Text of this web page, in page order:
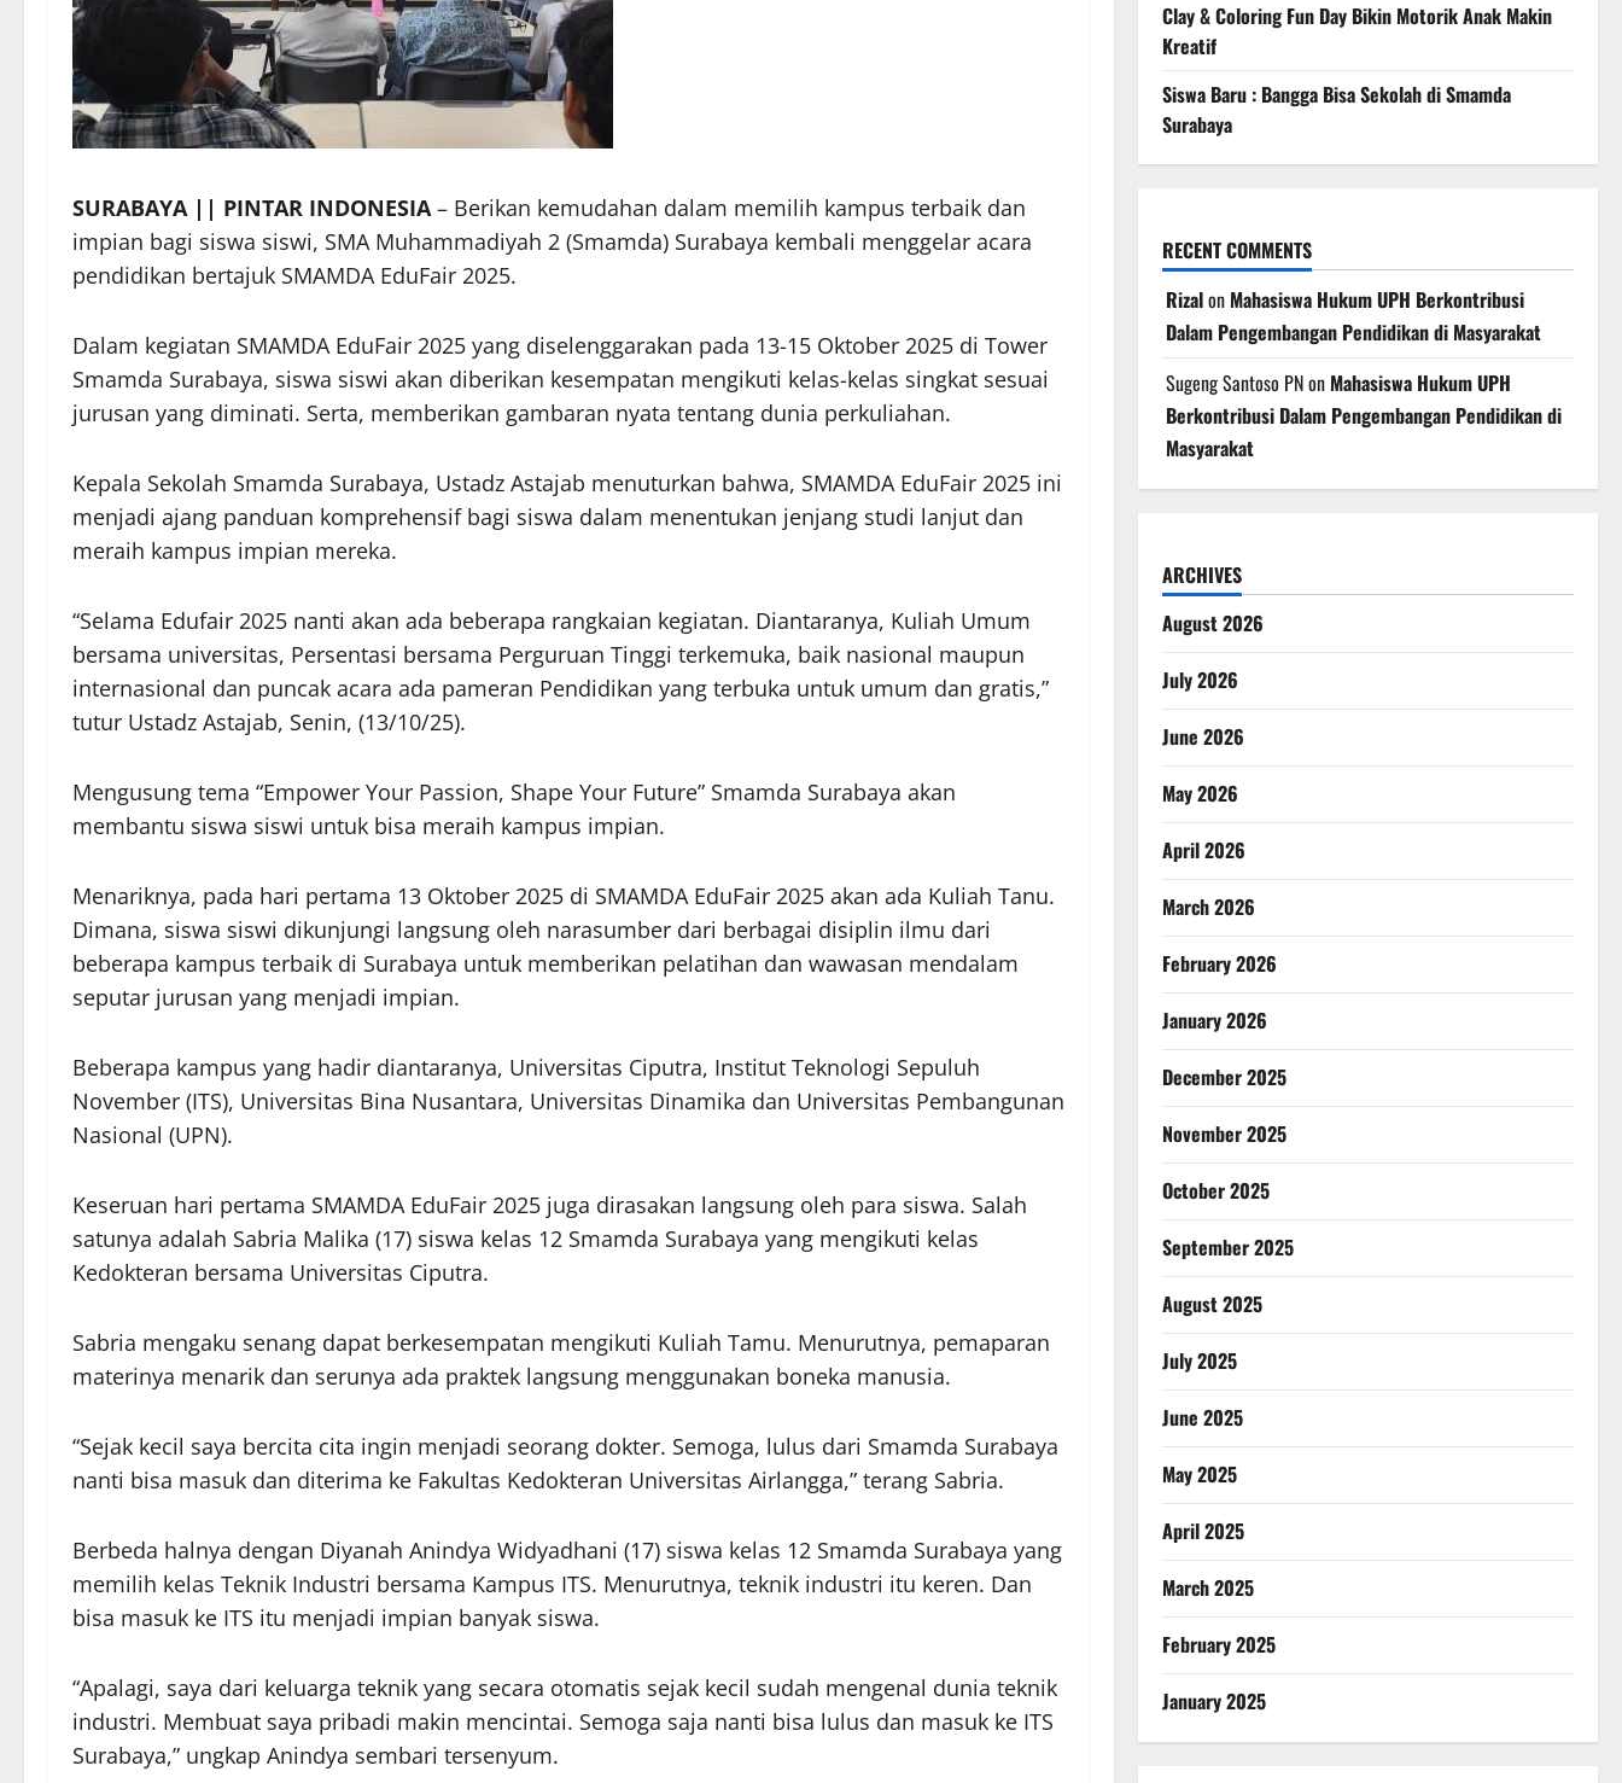
SURABAYA || PINTAR INDONESIA– Berikan kemudahan dalam memilih kampus terbaik dan
impian bagi siswa siswi, SMA Muhammadiyah 2 (Smamda) Surabaya kembali menggelar acara
pendidikan bertajuk SMAMDA EduFair 2025.
Dalam kegiatan SMAMDA EduFair 2025 yang diselenggarakan pada 13-15 Oktober 2025 di Tower
Smamda Surabaya, siswa siswi akan diberikan kesempatan mengikuti kelas-kelas singkat sesuai
jurusan yang diminati. Serta, memberikan gambaran nyata tentang dunia perkuliahan.
Kepala Sekolah Smamda Surabaya, Ustadz Astajab menuturkan bahwa, SMAMDA EduFair 2025 ini
menjadi ajang panduan komprehensif bagi siswa dalam menentukan jenjang studi lanjut dan
meraih kampus impian mereka.
“Selama Edufair 2025 nanti akan ada beberapa rangkaian kegiatan. Diantaranya, Kuliah Umum
bersama universitas, Persentasi bersama Perguruan Tinggi terkemuka, baik nasional maupun
internasional dan puncak acara ada pameran Pendidikan yang terbuka untuk umum dan gratis,”
tutur Ustadz Astajab, Senin, (13/10/25).
Mengusung tema “Empower Your Passion, Shape Your Future” Smamda Surabaya akan
membantu siswa siswi untuk bisa meraih kampus impian.
Menariknya, pada hari pertama 13 Oktober 2025 di SMAMDA EduFair 2025 akan ada Kuliah Tanu.
Dimana, siswa siswi dikunjungi langsung oleh narasumber dari berbagai disiplin ilmu dari
beberapa kampus terbaik di Surabaya untuk memberikan pelatihan dan wawasan mendalam
seputar jurusan yang menjadi impian.
Beberapa kampus yang hadir diantaranya, Universitas Ciputra, Institut Teknologi Sepuluh
November (ITS), Universitas Bina Nusantara, Universitas Dinamika dan Universitas Pembangunan
Nasional (UPN).
Keseruan hari pertama SMAMDA EduFair 2025 juga dirasakan langsung oleh para siswa. Salah
satunya adalah Sabria Malika (17) siswa kelas 12 Smamda Surabaya yang mengikuti kelas
Kedokteran bersama Universitas Ciputra.
Sabria mengaku senang dapat berkesempatan mengikuti Kuliah Tamu. Menurutnya, pemaparan
materinya menarik dan serunya ada praktek langsung menggunakan boneka manusia.
“Sejak kecil saya bercita cita ingin menjadi seorang dokter. Semoga, lulus dari Smamda Surabaya
nanti bisa masuk dan diterima ke Fakultas Kedokteran Universitas Airlangga,” terang Sabria.
Berbeda halnya dengan Diyanah Anindya Widyadhani (17) siswa kelas 12 Smamda Surabaya yang
memilih kelas Teknik Industri bersama Kampus ITS. Menurutnya, teknik industri itu keren. Dan
bisa masuk ke ITS itu menjadi impian banyak siswa.
“Apalagi, saya dari keluarga teknik yang secara otomatis sejak kecil sudah mengenal dunia teknik
industri. Membuat saya pribadi makin mencintai. Semoga saja nanti bisa lulus dan masuk ke ITS
Surabaya,” ungkap Anindya sembari tersenyum.
Clay & Coloring Fun Day Bikin Motorik Anak Makin
Kreatif
Siswa Baru : Bangga Bisa Sekolah di Smamda
Surabaya
RECENT COMMENTS
Rizalon Mahasiswa Hukum UPH Berkontribusi
Dalam Pengembangan Pendidikan di Masyarakat
Sugeng Santoso PNon Mahasiswa Hukum UPH
Berkontribusi Dalam Pengembangan Pendidikan di
Masyarakat
ARCHIVES
August 2026
July 2026
June 2026
May 2026
April 2026
March 2026
February 2026
January 2026
December 2025
November 2025
October 2025
September 2025
August 2025
July 2025
June 2025
May 2025
April 2025
March 2025
February 2025
January 2025